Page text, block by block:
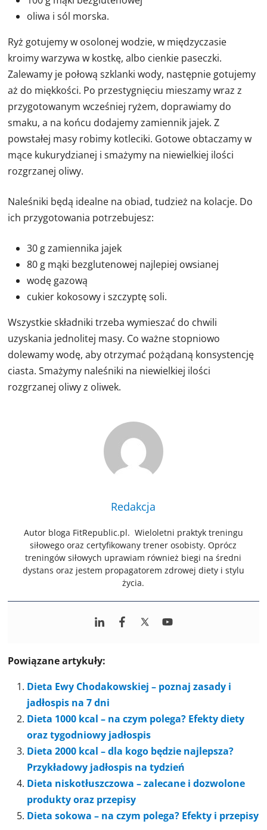
oliwa i sól morska.
Ryż gotujemy w osolonej wodzie, w międzyczasie
kroimy warzywa w kostkę, albo cienkie paseczki.
Zalewamy je połową szklanki wody, następnie gotujemy
aż do miękkości. Po przestygnięciu mieszamy wraz z
przygotowanym wcześniej ryżem, doprawiamy do
smaku, a na końcu dodajemy zamiennik jajek. Z
powstałej masy robimy kotleciki. Gotowe obtaczamy w
mące kukurydzianej i smażymy na niewielkiej ilości
rozgrzanej oliwy.
Naleśniki będą idealne na obiad, tudzież na kolacje. Do
ich przygotowania potrzebujesz:
30 g zamiennika jajek
80 g mąki bezglutenowej najlepiej owsianej
wodę gazową
cukier kokosowy i szczyptę soli.
Wszystkie składniki trzeba wymieszać do chwili
uzyskania jednolitej masy. Co ważne stopniowo
dolewamy wodę, aby otrzymać pożądaną konsystencję
ciasta. Smażymy naleśniki na niewielkiej ilości
rozgrzanej oliwy z oliwek.
Redakcja
Autor bloga FitRepublic.pl. Wieloletni praktyk treningu
siłowego oraz certyfikowany trener osobisty. Oprócz
treningów siłowych uprawiam również biegi na średni
dystans oraz jestem propagatorem zdrowej diety i stylu
życia.
Powiązane artykuły:
Dieta Ewy Chodakowskiej – poznaj zasady i
jadłospis na 7 dni
Dieta 1000 kcal – na czym polega? Efekty diety
oraz tygodniowy jadłospis
Dieta 2000 kcal – dla kogo będzie najlepsza?
Przykładowy jadłospis na tydzień
Dieta niskotłuszczowa – zalecane i dozwolone
produkty oraz przepisy
Dieta sokowa – na czym polega? Efekty i przepisy